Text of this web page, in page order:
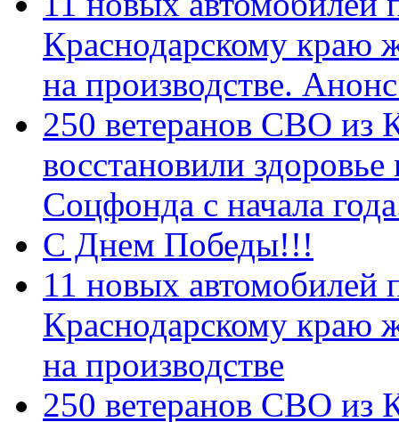
Краснодарскому краю
на производстве.
250 ветеранов СВО из
восстановили
Соцфонда с начала
С Днем Победы!!!
11 новых автомобилей
Краснодарскому краю
на производстве
250 ветеранов СВО из